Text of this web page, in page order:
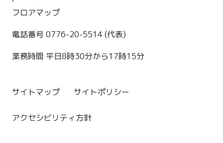
フロアマップ
電話番号 0776-20-5514 (代表)
業務時間 平日8時30分から17時15分
サイトマップ サイトポリシー
アクセシビリティ方針